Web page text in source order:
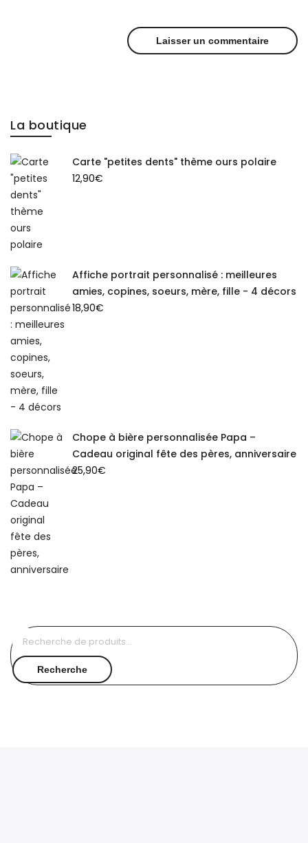
La boutique
Carte "petites dents" thème ours polaire
12,90€
Affiche portrait personnalisé : meilleures
amies, copines, soeurs, mère, fille - 4 décors
18,90€
Chope à bière personnalisée Papa –
Cadeau original fête des pères, anniversaire
25,90€
Recherche